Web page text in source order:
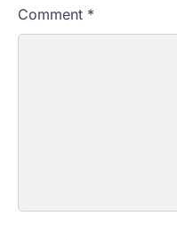
Comment *